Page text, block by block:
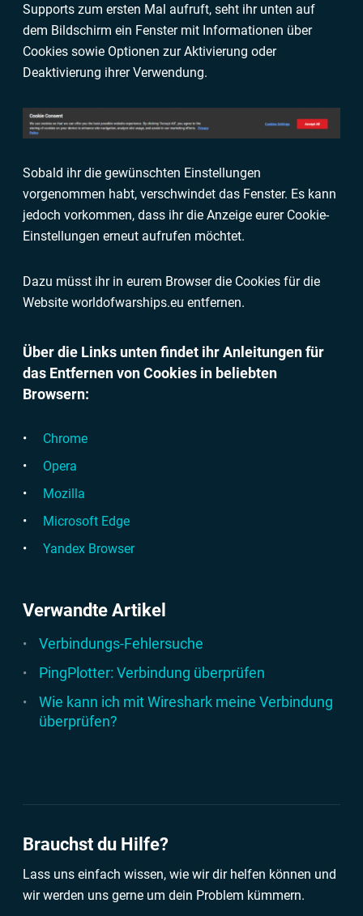
Supports zum ersten Mal aufruft, seht ihr unten auf
dem Bildschirm ein Fenster mit Informationen über
Cookies sowie Optionen zur Aktivierung oder
Deaktivierung ihrer Verwendung.
Sobald ihr die gewünschten Einstellungen
vorgenommen habt, verschwindet das Fenster. Es kann
jedoch vorkommen, dass ihr die Anzeige eurer Cookie-
Einstellungen erneut aufrufen möchtet.
Dazu müsst ihr in eurem Browser die Cookies für die
Website worldofwarships.eu entfernen.
Über die Links unten findet ihr Anleitungen für
das Entfernen von Cookies in beliebten
Browsern:
Chrome
Opera
Mozilla
Microsoft Edge
Yandex Browser
Verwandte Artikel
Verbindungs-Fehlersuche
PingPlotter: Verbindung überprüfen
Wie kann ich mit Wireshark meine Verbindung
überprüfen?
Brauchst du Hilfe?
Lass uns einfach wissen, wie wir dir helfen können und
wir werden uns gerne um dein Problem kümmern.